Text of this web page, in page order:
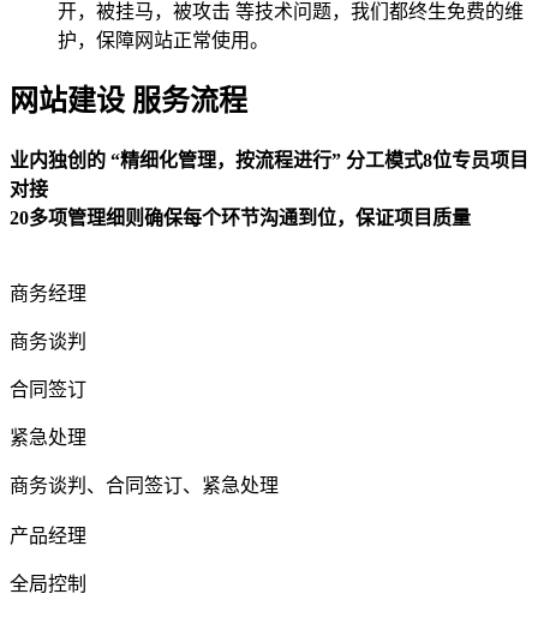
开，被挂马，被攻击 等技术问题，我们都终生免费的维
护，保障网站正常使用。
网站建设 服务流程
业内独创的 “精细化管理，按流程进行” 分工模式8位专员项目
对接
20多项管理细则确保每个环节沟通到位，保证项目质量
商务经理
商务谈判
合同签订
紧急处理
商务谈判、合同签订、紧急处理
产品经理
全局控制